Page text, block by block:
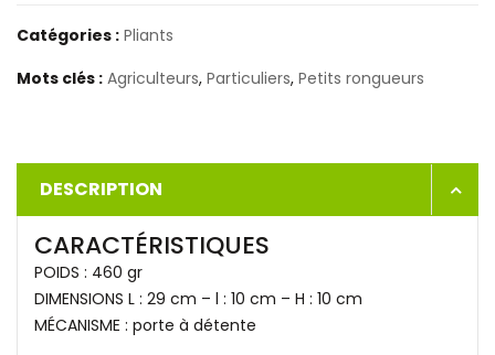
Catégories : Pliants
Mots clés : Agriculteurs, Particuliers, Petits rongueurs
DESCRIPTION
CARACTÉRISTIQUES
POIDS : 460 gr
DIMENSIONS L : 29 cm – l : 10 cm – H : 10 cm
MÉCANISME : porte à détente